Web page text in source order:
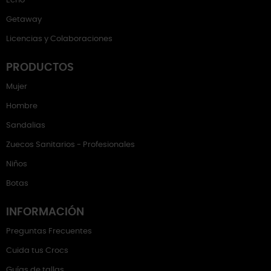
Getaway
Licencias y Colaboraciones
PRODUCTOS
Mujer
Hombre
Sandalias
Zuecos Sanitarios - Profesionales
Niños
Botas
INFORMACIÓN
Preguntas Frecuentes
Cuida tus Crocs